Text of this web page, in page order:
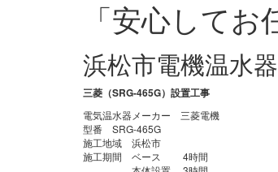
「安心して
浜松市電機温水
三菱（SRG-465G）設置工事
電気温水器メーカー 三菱電機
型番 SRG-465G
施工地域 浜松市
施工期間 ベース 4時間